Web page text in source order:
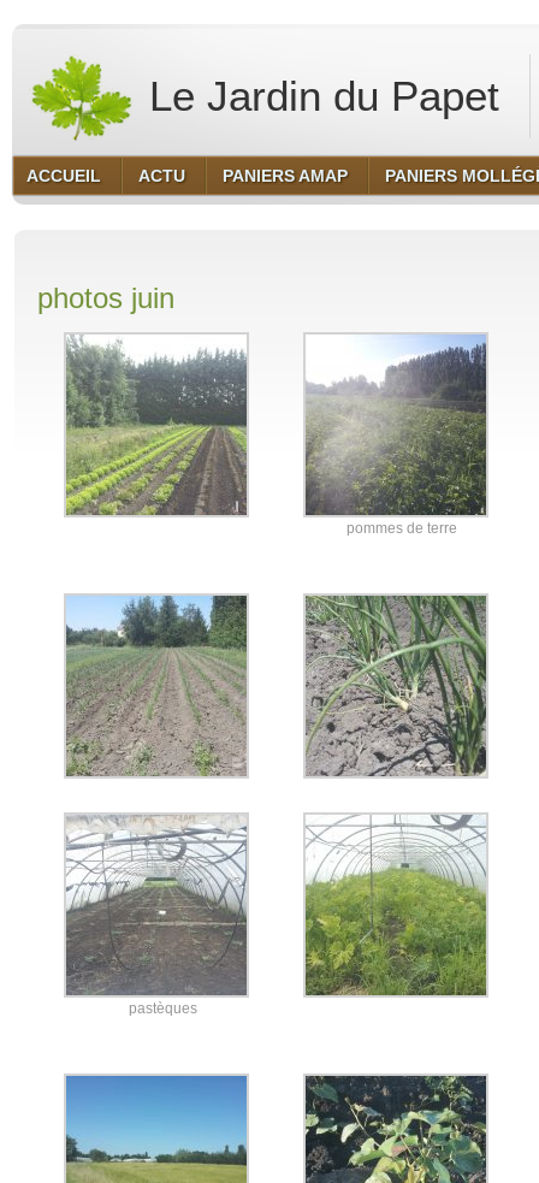
Le Jardin du Papet
ACCUEIL ACTU PANIERS AMAP PANIERS
photos juin
pommes de terre
pastèques